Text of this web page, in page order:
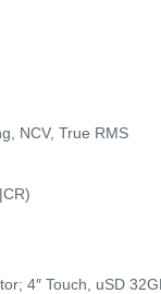
NCV, True RMS
4″ Touch, uSD